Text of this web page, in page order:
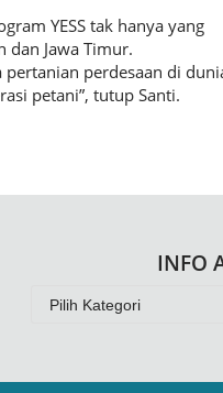
YESS tak hanya yang
dan Jawa Timur.
pertanian perdesaan di
petani”, tutup Santi.
INFO